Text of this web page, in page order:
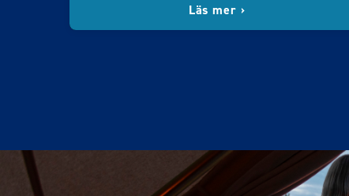
Läs mer ›